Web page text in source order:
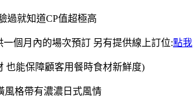
過就知道CP值超極高
個月內的場次預訂 另有提供線上訂位:點我
也能保障顧客用餐時食材新鮮度)
風格帶有濃濃日式風情